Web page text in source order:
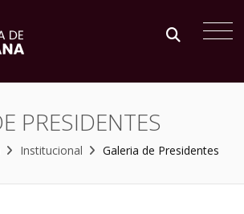
PRESIDENTES
Institucional Galeria de Presidentes